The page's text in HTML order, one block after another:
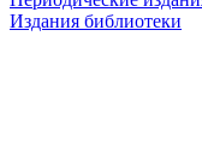
Издания библиотеки